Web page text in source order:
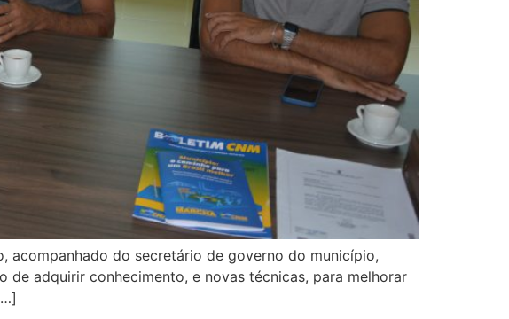
acompanhado do secretário de governo do município,
adquirir conhecimento, e novas técnicas, para melhorar